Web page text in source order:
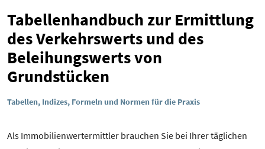
Tabellenhandbuch zur Ermittlung
des Verkehrswerts und des
Beleihungswerts von
Grundstücken
Tabellen, Indizes, Formeln und Normen für die Praxis
Als Immobilienwertermittler brauchen Sie bei Ihrer täglichen